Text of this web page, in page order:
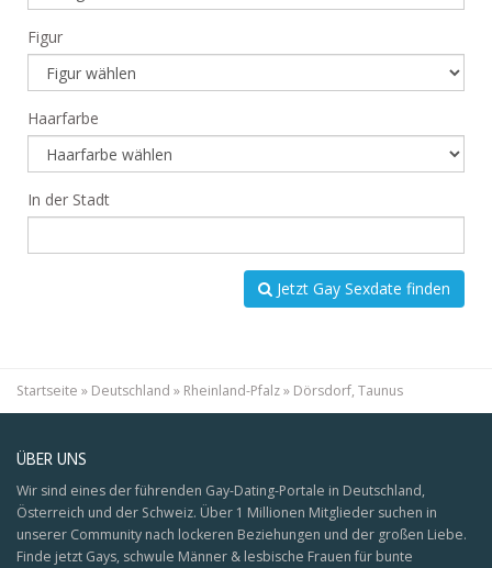
Figur
Haarfarbe
In der Stadt
Jetzt Gay Sexdate finden
Startseite » Deutschland » Rheinland-Pfalz» Dörsdorf, Taunus
ÜBER UNS
Wir sind eines der führenden Gay-Dating-Portale in Deutschland,
Österreich und der Schweiz. Über 1 Millionen Mitglieder suchen in
unserer Community nach lockeren Beziehungen und der großen Liebe.
Finde jetzt Gays, schwule Männer & lesbische Frauen für bunte